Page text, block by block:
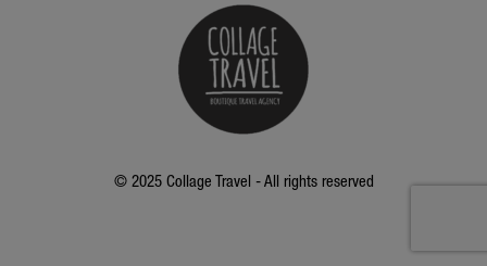
© 2025 Collage Travel - All rights reserved